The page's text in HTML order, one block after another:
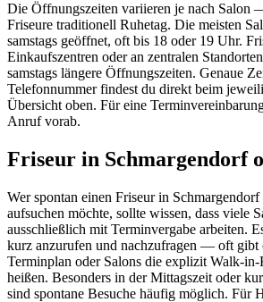
Die Öffnungszeiten variieren je nach Salon
Friseure traditionell Ruhetag. Die meisten
samstags geöffnet, oft bis 18 oder 19 Uhr.
Einkaufszentren oder an zentralen
samstags längere Öffnungszeiten. Genaue
Telefonnummer findest du direkt beim
Übersicht oben. Für eine
Anruf vorab.
Friseur in Schmargendorf
Wer spontan einen Friseur in
aufsuchen möchte, sollte wissen, dass viele
ausschließlich mit Terminvergabe arbeiten.
kurz anzurufen und nachzufragen — oft gibt
Terminplan oder Salons die explizit Walk-
heißen. Besonders in der Mittagszeit oder
sind spontane Besuche häufig möglich. Für